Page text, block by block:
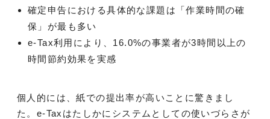
確定申告における具体的な課題は「作業時間の確
保」が最も多い
e-Tax利用により、16.0%の事業者が3時間以上の
時間節約効果を実感
個人的には、紙での提出率が高いことに驚きまし
た。e-Taxはたしかにシステムとしての使いづらさが